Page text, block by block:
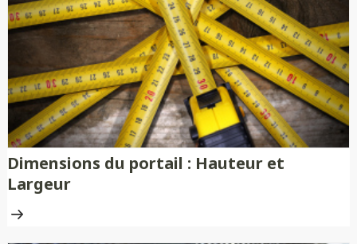
nécessitent aucune peinture ni
traitement anti-rouille.
Dimensions du portail : Hauteur et
Largeur